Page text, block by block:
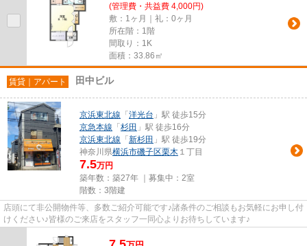
(管理費・共益費 4,000円)
敷：1ヶ月｜礼：0ヶ月
所在階：1階
間取り：1K
面積：33.86㎡
賃貸｜アパート 田中ビル
京浜東北線 「 洋光台 」駅 徒歩15分
京急本線 「 杉田 」駅 徒歩16分
京浜東北線 「 新杉田 」駅 徒歩19分
神奈川県横浜市磯子区栗木 １丁目
7.5万円
築年数：築27年 ｜募集中： 2室
階数：3階建
店頭にて非公開物件等、多数ご紹介可能です♪諸条件のご相談もお気軽にお申し付
けください♪皆様のご来店をスタッフ一同心よりお待ちしています♪